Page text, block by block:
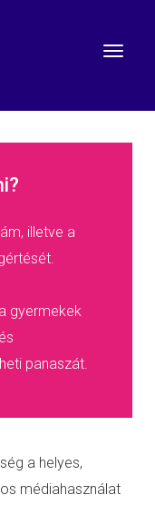
illetve a
gyermekek
panaszát.
a helyes,
médiahasználat